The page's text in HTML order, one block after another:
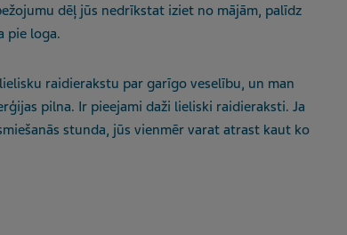
dēļ jūs nedrīkstat iziet no mājām, palīdz
pie loga.
raidierakstu par garīgo veselību, un man
pilna. Ir pieejami daži lieliski raidieraksti. Ja
stunda, jūs vienmēr varat atrast kaut ko